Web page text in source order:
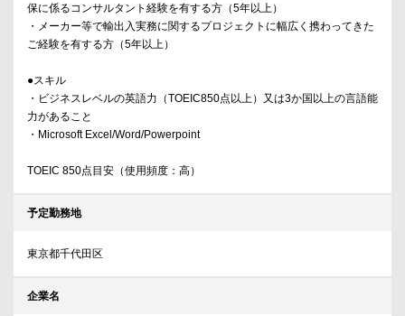
保に係るコンサルタント経験を有する方（5年以上）
・メーカー等で輸出入実務に関するプロジェクトに幅広く携わってきた
ご経験を有する方（5年以上）
●スキル
・ビジネスレベルの英語力（TOEIC850点以上）又は3か国以上の言語能
力があること
・Microsoft Excel/Word/Powerpoint
TOEIC 850点目安（使用頻度：高）
予定勤務地
東京都千代田区
企業名